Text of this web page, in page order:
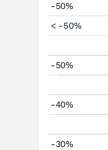
-50%
< -50%
-50%
-40%
-30%